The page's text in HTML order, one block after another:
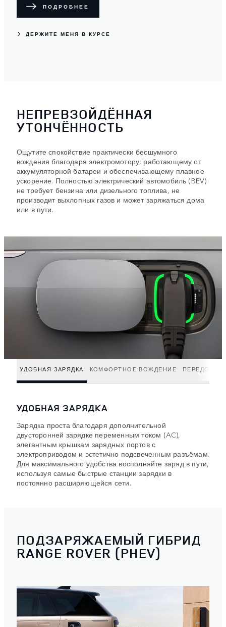
ПОДРОБНЕЕ
ДЕРЖИТЕ МЕНЯ В КУРСЕ
НЕПРЕВЗОЙДЁННАЯ
УТОНЧЁННОСТЬ
Ощутите спокойствие практически бесшумного
вождения благодаря электромотору, работающему от
аккумуляторной батареи и обеспечивающему плавное
ускорение. Полностью электрический автомобиль (BEV)
не требует бензина или дизельного топлива, не
производит выхлопных газов и может заряжаться дома
или в пути.
УДОБНАЯ ЗАРЯДКА КОМФОРТНОЕ ВОЖДЕНИЕ ПЕРЕДОВЫЕ
УДОБНАЯ ЗАРЯДКА
Зарядка проста благодаря дополнительной
двусторонней зарядке переменным током (AC),
элегантным крышкам зарядных портов с
электроприводом и эстетично подсвеченным разъёмам.
Для максимального удобства восполняйте заряд в пути,
используя самые быстрые станции зарядки в
постоянно расширяющейся сети.
ПОДЗАРЯЖАЕМЫЙ ГИБРИД
RANGE ROVER (PHEV)